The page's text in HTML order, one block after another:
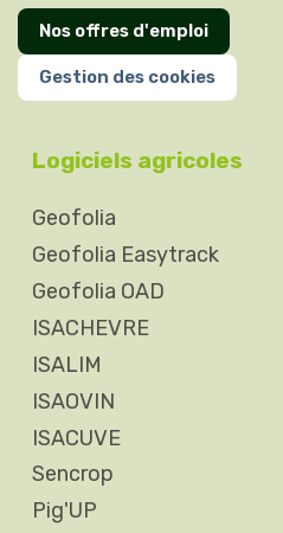
Nos offres d'emploi
Gestion des cookies
Logiciels agricoles
Geofolia
Geofolia Easytrack
Geofolia OAD
ISACHEVRE
ISALIM
ISAOVIN
ISACUVE
Sencrop
Pig'UP